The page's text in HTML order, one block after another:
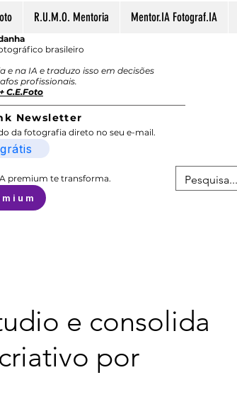
R.U.M.O. Mentoria Mentor.IA Fotograf.IA
brasileiro
na IA e traduzo isso em decisões
profissionais.
C.E.Foto
Newsletter
da fotografia direto no seu e-mail.
premium te transforma.
e consolida
por